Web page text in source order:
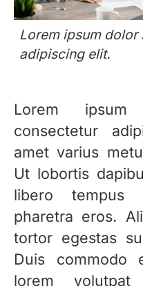
Lorem ipsum dolor
adipiscing elit.
Lorem
consectetur
amet varius
Ut lobortis
libero tempus
pharetra eros.
tortor egestas
Duis commodo
lorem volutpat